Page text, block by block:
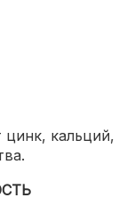
кальций,